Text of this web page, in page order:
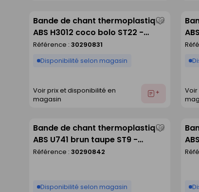
Bande de chant thermoplastique
ABS H3012 coco bolo ST22 -
23X0,8mm rouleau de 75m
Référence : 30290831
Disponibilité selon magasin
Voir prix et disponibilité en
magasin
Ajouter
comme
Bande de chant thermoplastique
ABS U741 brun taupe ST9 -
23X0,8mm rouleau de 75m
Référence : 30290842
Disponibilité selon magasin
comme